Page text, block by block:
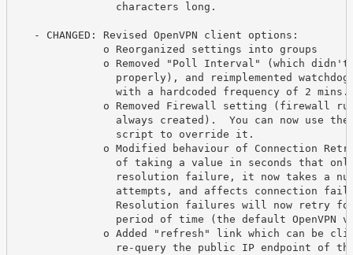
characters long.
- CHANGED: Revised OpenVPN client options:
o Reorganized settings into groups
o Removed "Poll Interval" (which didn't
properly), and reimplemented watchdog
with a hardcoded frequency of 2 mins.
o Removed Firewall setting (firewall rules
always created).  You can now use the
script to override it.
o Modified behaviour of Connection Retry.
of taking a value in seconds that only
resolution failure, it now takes a
attempts, and affects connection
Resolution failures will now retry for
period of time (the default OpenVPN
o Added "refresh" link which can be
re-query the public IP endpoint of the